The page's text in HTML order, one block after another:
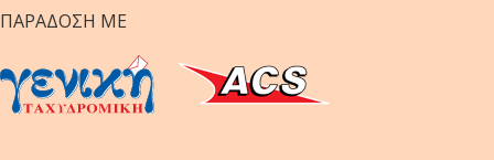
ΠΑΡΆΔΟΣΗ ΜΕ